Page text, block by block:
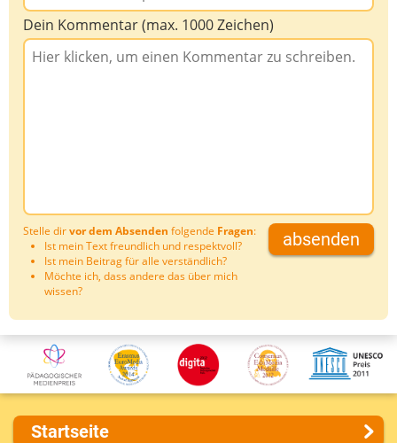
Dein Kommentar (max. 1000 Zeichen)
Stelle dirvor dem Absenden folgende Fragen:
Ist mein Text freundlich und respektvoll?
Ist mein Beitrag für alle verständlich?
Möchte ich, dass andere das über mich
wissen?
absenden
Startseite